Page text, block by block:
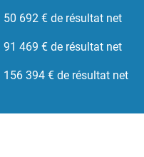
50 692 € de résultat net
91 469 € de résultat net
156 394 € de résultat net